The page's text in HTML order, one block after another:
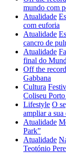
mundo com
Atualidade
com euforia
Atualidade
cancro de
Atualidade
final do
Off the record
Gabbana
Cultura
Coliseu
Lifestyle O
ampliar a sua
Atualidade
Park”
Atualidade
Teotónio